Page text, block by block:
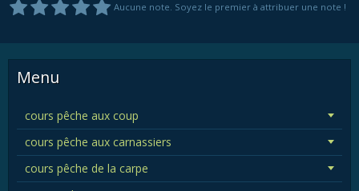
Aucune note. Soyez le premier à attribuer une note !
Menu
cours pêche aux coup
cours pêche aux carnassiers
cours pêche de la carpe